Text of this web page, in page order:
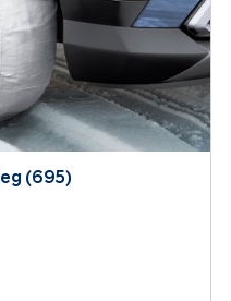
(695)